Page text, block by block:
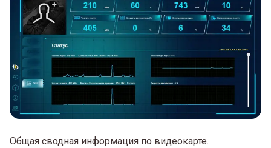
Общая сводная информация по видеокарте.